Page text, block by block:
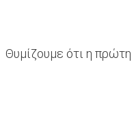
Θυμίζουμε ότι η